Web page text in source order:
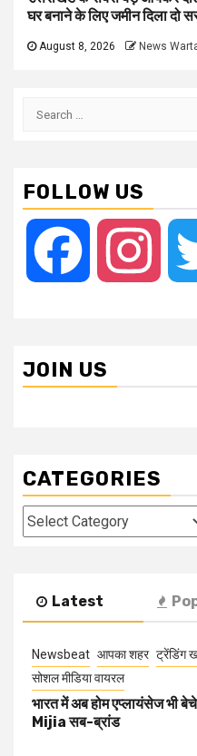
घर बनाने के लिए जमीन दिला दो
August 8, 2026 News
Search
FOLLOW US
Facebook
JOIN US
CATEGORIES
Categories
Latest
Newsbeat आपका शहर ट्रेंडिंग
सोशल मीडिया वायरल
भारत में अब होम एप्लायंसेज भी
Mijia सब-ब्रांड